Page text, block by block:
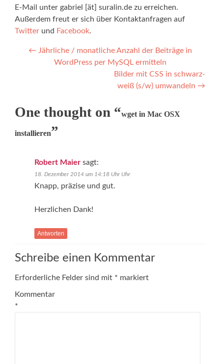
E-Mail unter gabriel [ät] suralin.de zu erreichen.
Außerdem freut er sich über Kontaktanfragen auf
Twitter und Facebook.
Post navigation
← Jährliche / monatliche Anzahl der Beiträge in
WordPress per MySQL ermitteln
Bilder mit CSS in schwarz-
weiß (s/w) umwandeln →
One thought on “wget in Mac OSX
installieren”
Robert Maier sagt:
18. Dezember 2014 um 14:18 Uhr Uhr
Knapp, präzise und gut.
Herzlichen Dank!
Antworten
Schreibe einen Kommentar
Erforderliche Felder sind mit * markiert
Kommentar
*